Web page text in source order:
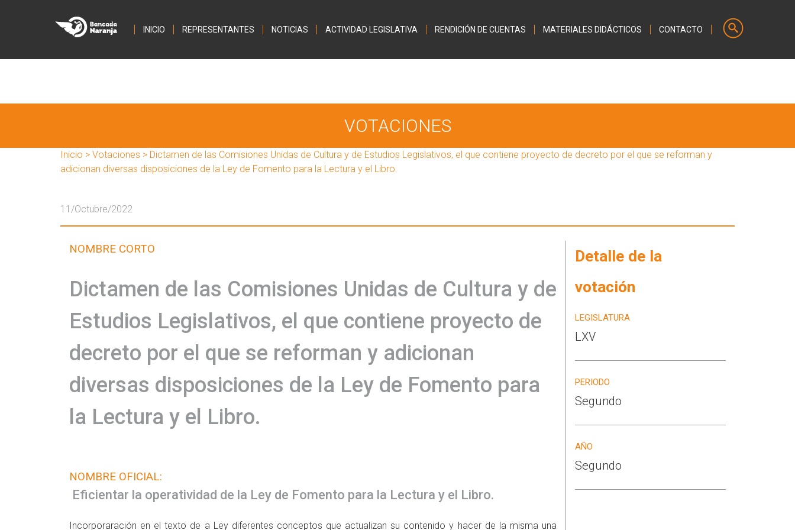
INICIO REPRESENTANTES NOTICIAS ACTIVIDAD LEGISLATIVA RENDICIÓN DE CUENTAS MATERIALES DIDÁCTICOS CONTACTO
VOTACIONES
Inicio > Votaciones > Dictamen de las Comisiones Unidas de Cultura y de Estudios Legislativos, el que contiene proyecto de decreto por el que se reforman y
adicionan diversas disposiciones de la Ley de Fomento para la Lectura y el Libro.
11/Octubre/2022
NOMBRE CORTO
Dictamen de las Comisiones Unidas de Cultura y de
Estudios Legislativos, el que contiene proyecto de
decreto por el que se reforman y adicionan
diversas disposiciones de la Ley de Fomento para
la Lectura y el Libro.
NOMBRE OFICIAL:
Eficientar la operatividad de la Ley de Fomento para la Lectura y el Libro.
Incorporaración en el texto de a Ley diferentes conceptos que actualizan su contenido y hacer de la misma una
Detalle de la
votación
LEGISLATURA
LXV
PERIODO
Segundo
AÑO
Segundo